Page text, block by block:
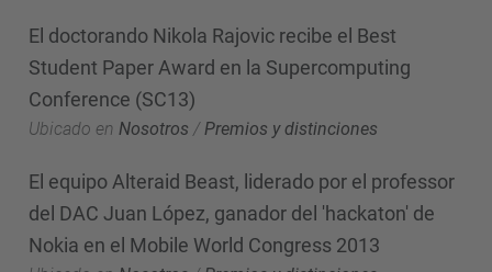
El doctorando Nikola Rajovic recibe el Best
Student Paper Award en la Supercomputing
Conference (SC13)
Ubicado en Nosotros / Premios y distinciones
El equipo Alteraid Beast, liderado por el professor
del DAC Juan López, ganador del 'hackaton' de
Nokia en el Mobile World Congress 2013